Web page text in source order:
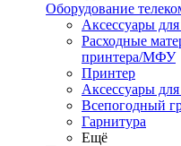
Оборудование
Аксессуары
Расходные
принтера/МФУ
Принтер
Аксессуары
Всепогодный
Гарнитура
Ещё